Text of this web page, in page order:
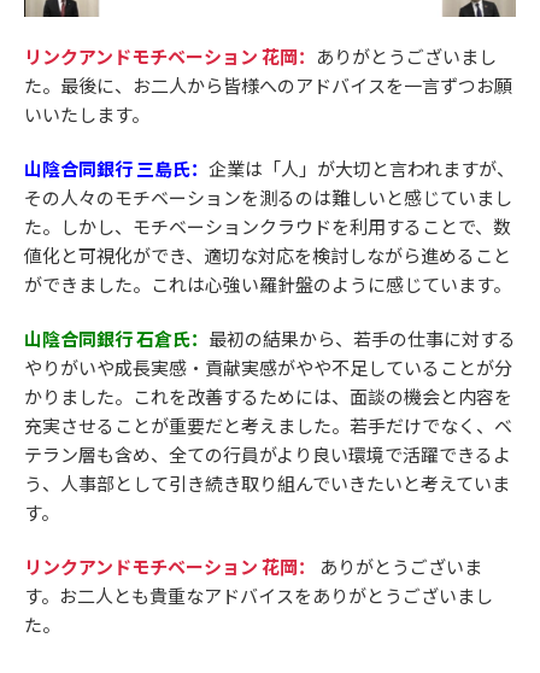
リンクアンドモチベーション 花岡： ありがとうございまし
た。最後に、お二人から皆様へのアドバイスを一言ずつお願
いいたします。
山陰合同銀行 三島氏： 企業は「人」が大切と言われますが、
その人々のモチベーションを測るのは難しいと感じていまし
た。しかし、モチベーションクラウドを利用することで、数
値化と可視化ができ、適切な対応を検討しながら進めること
ができました。これは心強い羅針盤のように感じています。
山陰合同銀行 石倉氏： 最初の結果から、若手の仕事に対する
やりがいや成長実感・貢献実感がやや不足していることが分
かりました。これを改善するためには、面談の機会と内容を
充実させることが重要だと考えました。若手だけでなく、ベ
テラン層も含め、全ての行員がより良い環境で活躍できるよ
う、人事部として引き続き取り組んでいきたいと考えていま
す。
リンクアンドモチベーション 花岡：
ありがとうございま
す。お二人とも貴重なアドバイスをありがとうございまし
た。